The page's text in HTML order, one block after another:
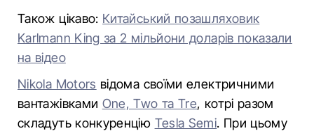
Також цікаво: Китайський позашляховик
Karlmann King за 2 мільйони доларів показали
на відео
Nikola Motors відома своїми електричними
вантажівками One, Two та Tre, котрі разом
складуть конкуренцію Tesla Semi. При цьому